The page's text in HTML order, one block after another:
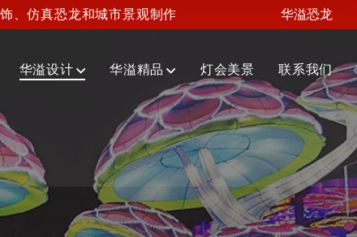
、仿真恐龙和城市景观制作 华溢恐龙
华溢设计 华溢精品 灯会美景 联系我们